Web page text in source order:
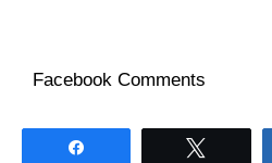
Facebook Comments